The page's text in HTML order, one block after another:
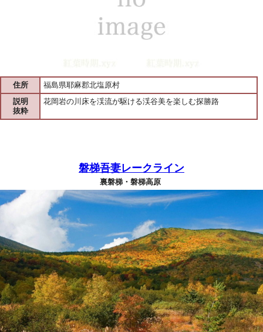
住所
福島県耶麻郡北塩原村
説明
抜粋
花岡岩の川床を渓流が駆ける渓谷美を楽しむ探勝路
磐梯吾妻レークライン
裏磐梯・磐梯高原